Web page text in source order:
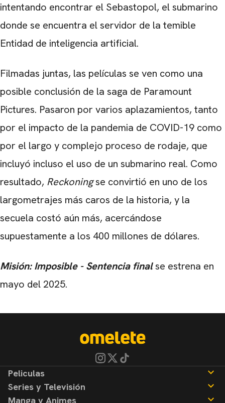
intentando encontrar el Sebastopol, el submarino
donde se encuentra el servidor de la temible
Entidad de inteligencia artificial.
Filmadas juntas, las películas se ven como una
posible conclusión de la saga de Paramount
Pictures. Pasaron por varios aplazamientos, tanto
por el impacto de la pandemia de COVID-19 como
por el largo y complejo proceso de rodaje, que
incluyó incluso el uso de un submarino real. Como
resultado, Reckoningse convirtió en uno de los
largometrajes más caros de la historia, y la
secuela costó aún más, acercándose
supuestamente a los 400 millones de dólares.
Misión: Imposible - Sentencia finalse estrena en
mayo del 2025.
Peliculas
Noticias
Series y Televisión
Manga y Animes